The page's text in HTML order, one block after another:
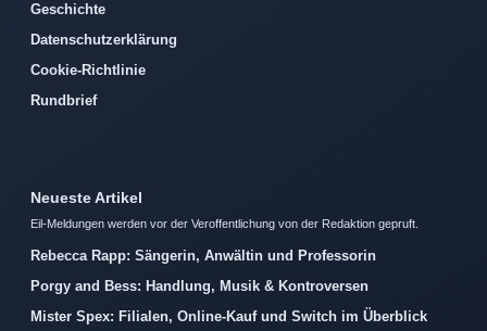
Geschichte
Datenschutzerklärung
Cookie-Richtlinie
Rundbrief
Neueste Artikel
Eil-Meldungen werden vor der Veroffentlichung von der Redaktion gepruft.
Rebecca Rapp: Sängerin, Anwältin und Professorin
Porgy and Bess: Handlung, Musik & Kontroversen
Mister Spex: Filialen, Online-Kauf und Switch im Überblick